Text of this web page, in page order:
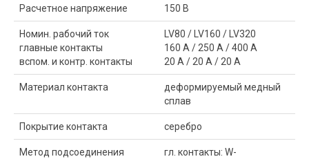
Расчетное напряжение 150 В
Номин. рабочий ток
главные контакты
вспом. и контр. контакты
LV80 / LV160 / LV320
160 A / 250 A / 400 A
20 A / 20 A / 20 A
Материал контакта
деформируемый медный
сплав
Покрытие контакта серебро
Метод подсоединения
гл. контакты: W-